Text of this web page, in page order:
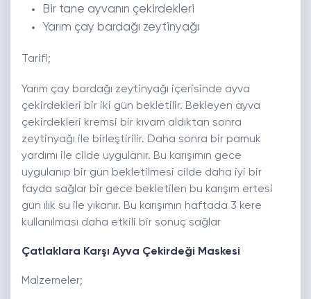
Bir tane ayvanın çekirdekleri
Yarım çay bardağı zeytinyağı
Tarifi;
Yarım çay bardağı zeytinyağı içerisinde ayva
çekirdekleri bir iki gün bekletilir. Bekleyen ayva
çekirdekleri kremsi bir kıvam aldıktan sonra
zeytinyağı ile birleştirilir. Daha sonra bir pamuk
yardımı ile cilde uygulanır. Bu karışımın gece
uygulanıp bir gün bekletilmesi cilde daha iyi bir
fayda sağlar bir gece bekletilen bu karışım ertesi
gün ılık su ile yıkanır. Bu karışımın haftada 3 kere
kullanılması daha etkili bir sonuç sağlar
Çatlaklara Karşı Ayva Çekirdeği Maskesi
Malzemeler;